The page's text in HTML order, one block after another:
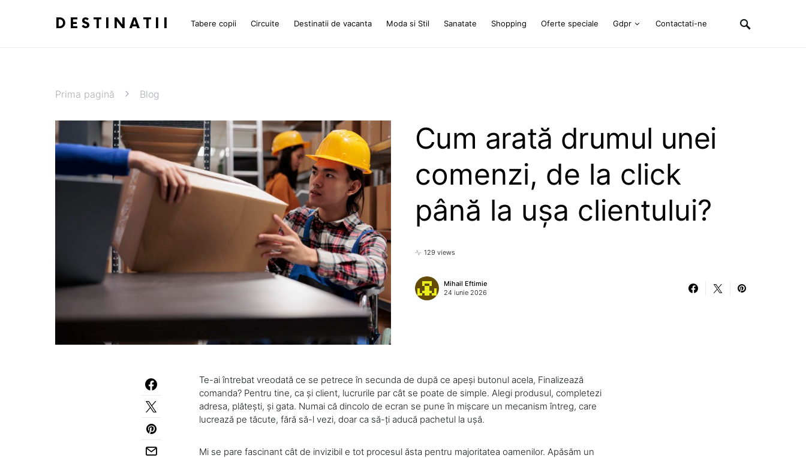
DESTINATII Tabere copii Circuite Destinatii de vacanta Moda si Stil Sanatate Shopping Oferte speciale Gdpr Contactati-ne
Prima pagină Blog
Cum arată drumul unei
comenzi, de la click
până la ușa clientului?
129 views
Mihail Eftimie
24 iunie 2026
Te-ai întrebat vreodată ce se petrece în secunda de după ce apeși butonul acela, Finalizează
comanda? Pentru tine, ca și client, lucrurile par cât se poate de simple. Alegi produsul, completezi
adresa, plătești, și gata. Numai că dincolo de ecran se pune în mișcare un mecanism întreg, care
lucrează pe tăcute, fără să-l vezi, doar ca să-ți aducă pachetul la ușă.
Mi se pare fascinant cât de invizibil e tot procesul ăsta pentru majoritatea oamenilor. Apăsăm un